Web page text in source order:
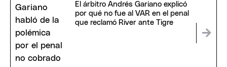
El árbitro Andrés Gariano explicó
por qué no fue al VAR en el penal
que reclamó River ante Tigre